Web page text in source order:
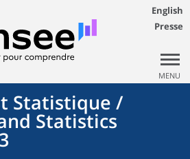
English
Presse
MENU
Statistique /
Statistics